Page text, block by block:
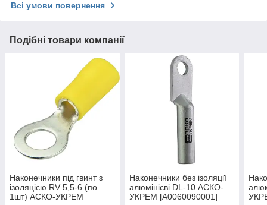
Всі умови повернення
Подібні товари компанії
Наконечники під гвинт з
ізоляцією RV 5,5-6 (по
1шт) АСКО-УКРЕМ
Наконечники без ізоляції
алюмінієві DL-10 АСКО-
УКРЕМ [A0060090001]